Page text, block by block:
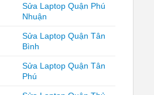
Sửa Laptop Quận Phú
Nhuận
Sửa Laptop Quận Tân
Bình
Sửa Laptop Quận Tân
Phú